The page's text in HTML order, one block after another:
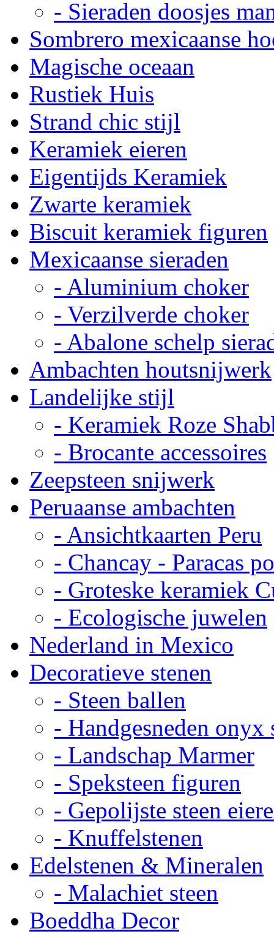
- Sieraden doosjes
Sombrero mexicaanse
Magische oceaan
Rustiek Huis
Strand chic stijl
Keramiek eieren
Eigentijds Keramiek
Zwarte keramiek
Biscuit keramiek figuren
Mexicaanse sieraden
- Aluminium choker
- Verzilverde choker
- Abalone schelp
Ambachten houtsnijwerk
Landelijke stijl
- Keramiek Roze
- Brocante accessoires
Zeepsteen snijwerk
Peruaanse ambachten
- Ansichtkaarten Peru
- Chancay - Paracas
- Groteske keramiek
- Ecologische juwelen
Nederland in Mexico
Decoratieve stenen
- Steen ballen
- Handgesneden onyx
- Landschap Marmer
- Speksteen figuren
- Gepolijste steen
- Knuffelstenen
Edelstenen & Mineralen
- Malachiet steen
Boeddha Decor